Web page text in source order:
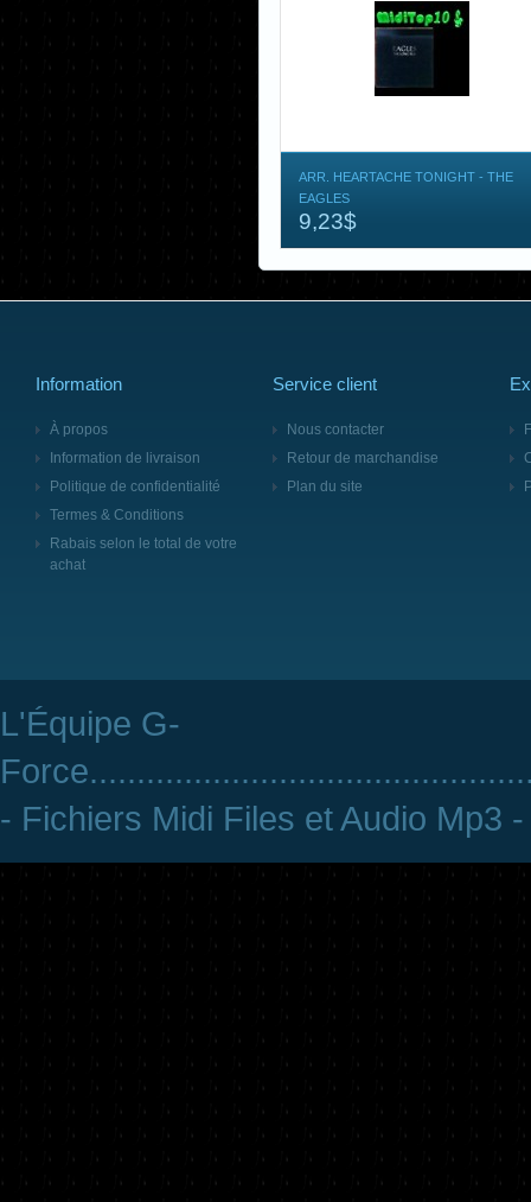
ARR. HEARTACHE TONIGHT - THE
EAGLES
9,23$
Information
À propos
Information de livraison
Politique de confidentialité
Termes & Conditions
Rabais selon le total de votre
achat
Service client
Nous contacter
Retour de marchandise
Plan du site
L'Équipe G-
Force
- Fichiers Midi Files et Audio Mp3